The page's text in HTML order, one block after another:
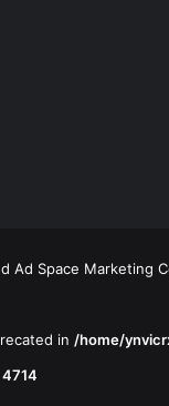
Ad Space Marketing
in /home/
4714